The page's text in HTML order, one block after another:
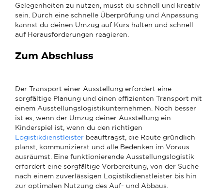
Gelegenheiten zu nutzen, musst du schnell und kreativ
sein. Durch eine schnelle Überprüfung und Anpassung
kannst du deinen Umzug auf Kurs halten und schnell
auf Herausforderungen reagieren.
Zum Abschluss
Der Transport einer Ausstellung erfordert eine
sorgfältige Planung und einen effizienten Transport mit
einem Ausstellungslogistikunternehmen. Noch besser
ist es, wenn der Umzug deiner Ausstellung ein
Kinderspiel ist, wenn du den richtigen
Logistikdienstleister beauftragst, die Route gründlich
planst, kommunizierst und alle Bedenken im Voraus
ausräumst. Eine funktionierende Ausstellungslogistik
erfordert eine sorgfältige Vorbereitung, von der Suche
nach einem zuverlässigen Logistikdienstleister bis hin
zur optimalen Nutzung des Auf- und Abbaus.